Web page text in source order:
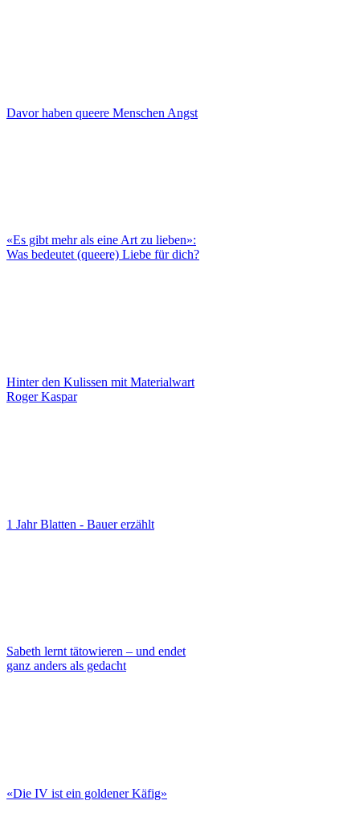
Davor haben queere Menschen Angst
«Es gibt mehr als eine Art zu lieben»:
Was bedeutet (queere) Liebe für dich?
Hinter den Kulissen mit Materialwart
Roger Kaspar
1 Jahr Blatten - Bauer erzählt
Sabeth lernt tätowieren – und endet
ganz anders als gedacht
«Die IV ist ein goldener Käfig»